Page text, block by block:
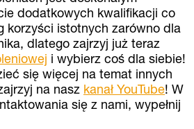
dodatkowych kwalifikacji co
korzyści istotnych zarówno dla
dlatego zajrzyj już teraz
i wybierz coś dla siebie!
się więcej na temat innych
na nasz kanał YouTube! W
się z nami, wypełnij